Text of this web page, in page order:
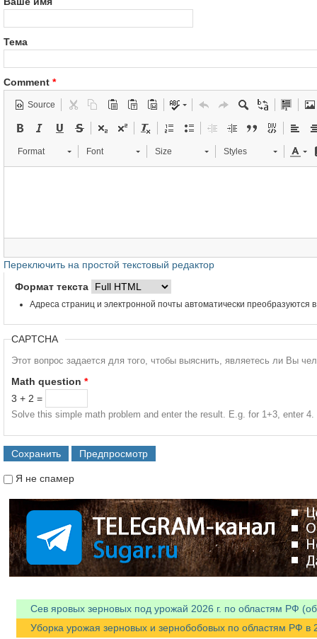
Тема
Comment *
Source
Format Font Size Styles
Переключить на простой текстовый редактор
Формат текста
Адреса страниц и электронной почты автоматически преобразуются
CAPTCHA
Этот вопрос задается для того, чтобы выяснить, являетесь ли Вы
Math question *
3 + 2 =
Solve this simple math problem and enter the result. E.g. for 1+3, enter 4.
Я не спамер
Сев яровых зерновых под урожай 2026 г. по областям РФ
Уборка урожая зерновых и зернобобовых по областям РФ в